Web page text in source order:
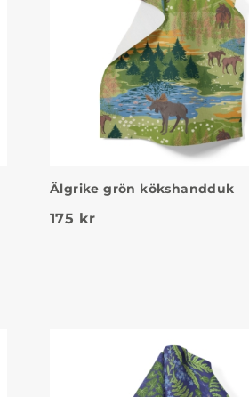
Älgrike grön kökshandduk
175 kr